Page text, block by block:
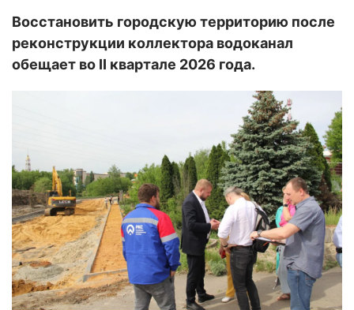
Восстановить городскую территорию после
реконструкции коллектора водоканал
обещает во II квартале 2026 года.